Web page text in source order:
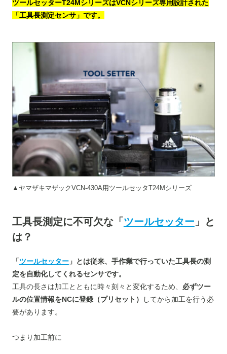
ツールセッターT24MシリーズはVCNシリーズ専用設計された
「工具長測定センサ」です。
▲ヤマザキマザックVCN-430A用ツールセッタT24Mシリーズ
工具長測定に不可欠な「 ツールセッター 」と
は？
「ツールセッター」とは従来、手作業で行っていた工具長の測
定を自動化してくれるセンサです。
工具の長さは加工とともに時々刻々と変化するため、 必ずツー
ルの位置情報をNCに登録（プリセット）
してから加工を行う必
要があります。
つまり加工前に